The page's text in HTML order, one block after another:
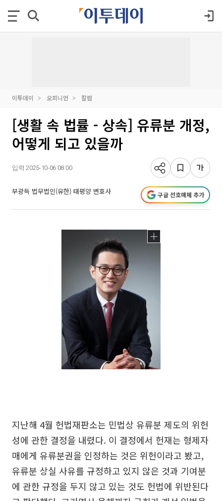
이투데이 오피니언 칼럼
[생활 속 법률 - 상속] 유류분 개정,
어떻게 되고 있을까
입력 2025-10-06 08:00
부광득 법무법인(유한) 태평양 변호사 구글 선호매체 추가
지난해 4월 헌법재판소는 민법상 유류분 제도의 위헌
성에 관한 결정을 내렸다. 이 결정에서 헌재는 형제자
매에게 유류분권을 인정하는 것은 위헌이라고 봤고,
유류분 상실 사유를 규정하고 있지 않은 것과 기여분
에 관한 규정을 두지 않고 있는 것도 헌법에 위반된다